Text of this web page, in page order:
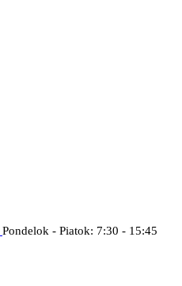
Pondelok - Piatok: 7:30 - 15:45